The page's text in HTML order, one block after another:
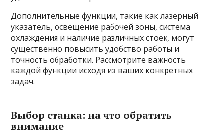
Дополнительные функции, такие как лазерный
указатель, освещение рабочей зоны, система
охлаждения и наличие различных стоек, могут
существенно повысить удобство работы и
точность обработки. Рассмотрите важность
каждой функции исходя из ваших конкретных
задач.
Выбор станка: на что обратить
внимание